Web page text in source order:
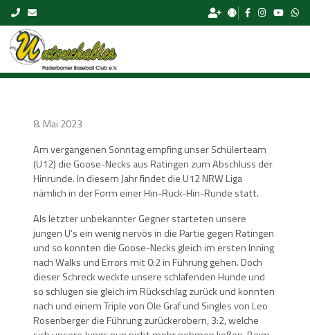
Skip to content
8. Mai 2023
Am vergangenen Sonntag empfing unser Schülerteam
(U12) die Goose-Necks aus Ratingen zum Abschluss der
Hinrunde. In diesem Jahr findet die U12 NRW Liga
nämlich in der Form einer Hin-Rück-Hin-Runde statt.
Als letzter unbekannter Gegner starteten unsere
jungen U’s ein wenig nervös in die Partie gegen Ratingen
und so konnten die Goose-Necks gleich im ersten Inning
nach Walks und Errors mit 0:2 in Führung gehen. Doch
dieser Schreck weckte unsere schlafenden Hunde und
so schlugen sie gleich im Rückschlag zurück und konnten
nach und einem Triple von Ole Graf und Singles von Leo
Rosenberger die Führung zurückerobern, 3:2, welche